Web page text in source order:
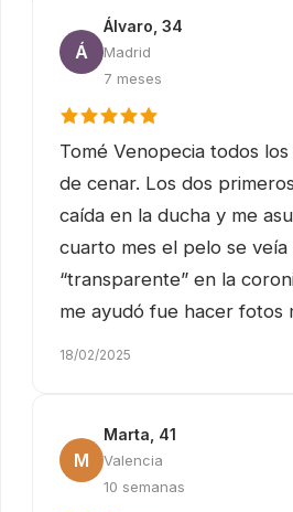
Á
Álvaro, 34
Madrid
7 meses
Tomé Venopecia todos
de cenar. Los dos
caída en la ducha y me
cuarto mes el pelo se veía
“transparente” en la
me ayudó fue hacer fotos
18/02/2025
M
Marta, 41
Valencia
10 semanas